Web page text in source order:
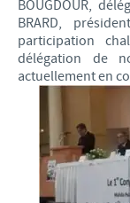
BOUGDOUR,
BRARD,
participation
délégation de
actuellement en